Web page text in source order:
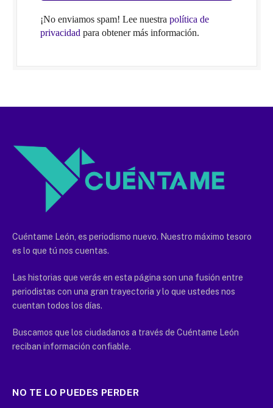
¡No enviamos spam! Lee nuestra política de
privacidad para obtener más información.
Cuéntame León, es periodismo nuevo. Nuestro máximo tesoro
es lo que tú nos cuentas.
Las historias que verás en esta página son una fusión entre
periodistas con una gran trayectoria y lo que ustedes nos
cuentan todos los días.
Buscamos que los ciudadanos a través de Cuéntame León
reciban información confiable.
NO TE LO PUEDES PERDER